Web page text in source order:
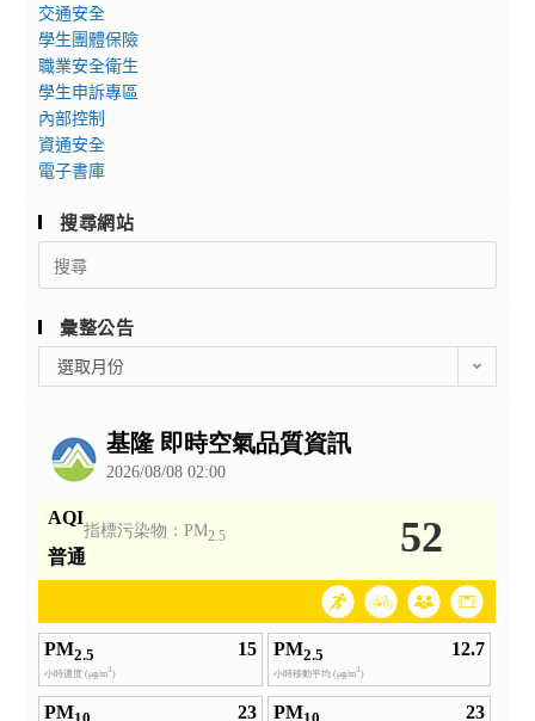
交通安全
學生團體保險
職業安全衛生
學生申訴專區
內部控制
資通安全
電子書庫
搜尋網站
Search
for:
彙整公告
整
選取月份